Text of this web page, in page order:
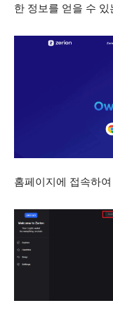
한 정보를 얻을 수 있
홈페이지에 접속하